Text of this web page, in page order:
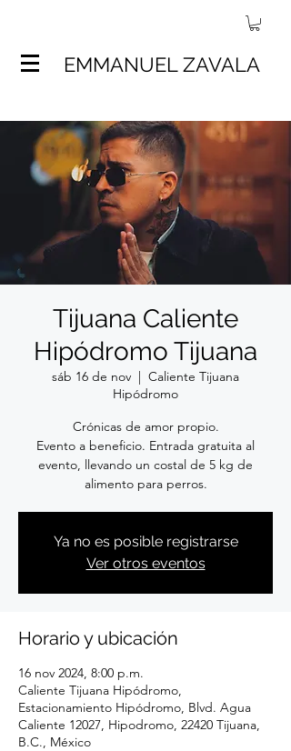
EMMANUEL ZAVALA
Tijuana Caliente
Hipódromo Tijuana
sáb 16 de nov
  |
Caliente Tijuana
Hipódromo
Crónicas de amor propio.
Evento a beneficio. Entrada gratuita al
evento, llevando un costal de 5 kg de
alimento para perros.
Ya no es posible registrarse
Ver otros eventos
Horario y ubicación
16 nov 2024, 8:00 p.m.
Caliente Tijuana Hipódromo,
Estacionamiento Hipódromo, Blvd. Agua
Caliente 12027, Hipodromo, 22420 Tijuana,
B.C., México